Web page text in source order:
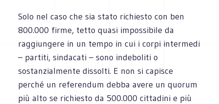
Solo nel caso che sia stato richiesto con ben
800.000 firme, tetto quasi impossibile da
raggiungere in un tempo in cui i corpi intermedi
– partiti, sindacati – sono indeboliti o
sostanzialmente dissolti. E non si capisce
perché un referendum debba avere un quorum
più alto se richiesto da 500.000 cittadini e più